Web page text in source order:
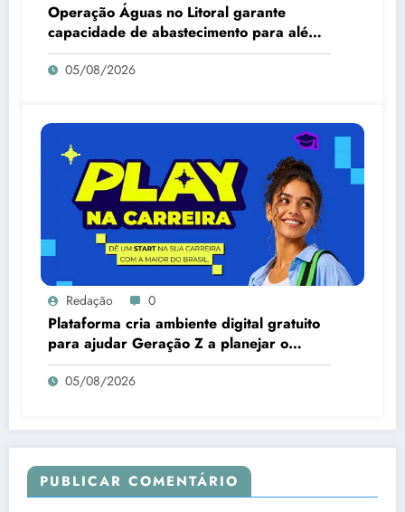
Operação Águas no Litoral garante
capacidade de abastecimento para além
da alta temporada
05/08/2026
Redação 0
Plataforma cria ambiente digital gratuito
para ajudar Geração Z a planejar o
futuro
05/08/2026
PUBLICAR COMENTÁRIO